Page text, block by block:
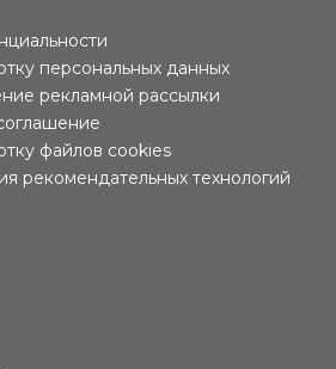
персональных данных
рекламной рассылки
файлов cookies
рекомендательных технологий